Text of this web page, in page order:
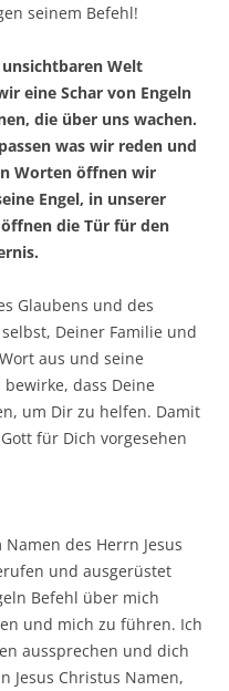
seinem Befehl!
Welt
eine Schar von Engeln
die über uns wachen.
was wir reden und
Worten öffnen wir
Engel, in unserer
die Tür für den
Glaubens und des
Deiner Familie und
aus und seine
dass Deine
um Dir zu helfen. Damit
für Dich vorgesehen
des Herrn Jesus
und ausgerüstet
Befehl über mich
und mich zu führen. Ich
aussprechen und dich
Jesus Christus Namen,